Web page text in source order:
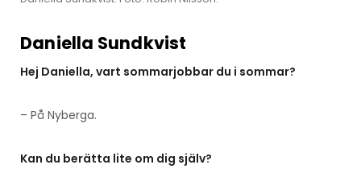
Daniella Sundkvist
Hej Daniella, vart sommarjobbar du i sommar?
– På Nyberga.
Kan du berätta lite om dig själv?